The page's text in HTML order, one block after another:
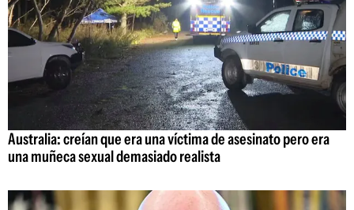
Australia: creían que era una víctima de asesinato pero era
una muñeca sexual demasiado realista